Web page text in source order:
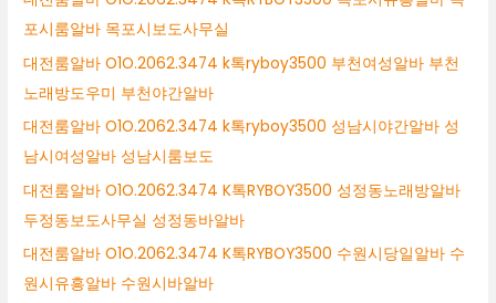
포시룸알바 목포시보도사무실
대전룸알바 O1O.2062.3474 k톡ryboy3500 부천여성알바 부천
노래방도우미 부천야간알바
대전룸알바 O1O.2062.3474 k톡ryboy3500 성남시야간알바 성
남시여성알바 성남시룸보도
대전룸알바 O1O.2062.3474 K톡RYBOY3500 성정동노래방알바
두정동보도사무실 성정동바알바
대전룸알바 O1O.2062.3474 K톡RYBOY3500 수원시당일알바 수
원시유흥알바 수원시바알바